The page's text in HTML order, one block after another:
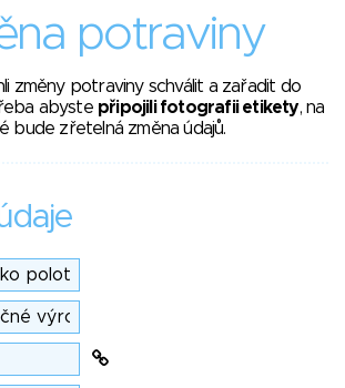
potraviny
změny potraviny schválit a zařadit do
abyste připojili fotografii etikety, na
bude zřetelná změna údajů.